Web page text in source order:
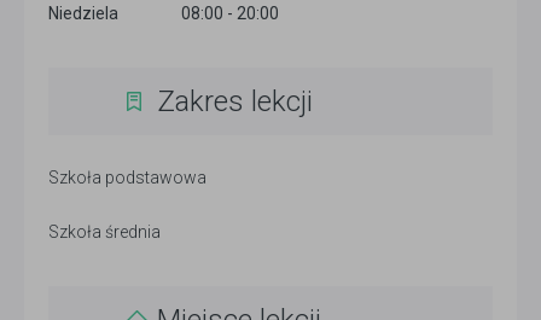
Niedziela 08:00 - 20:00
Zakres lekcji
Szkoła podstawowa
Szkoła średnia